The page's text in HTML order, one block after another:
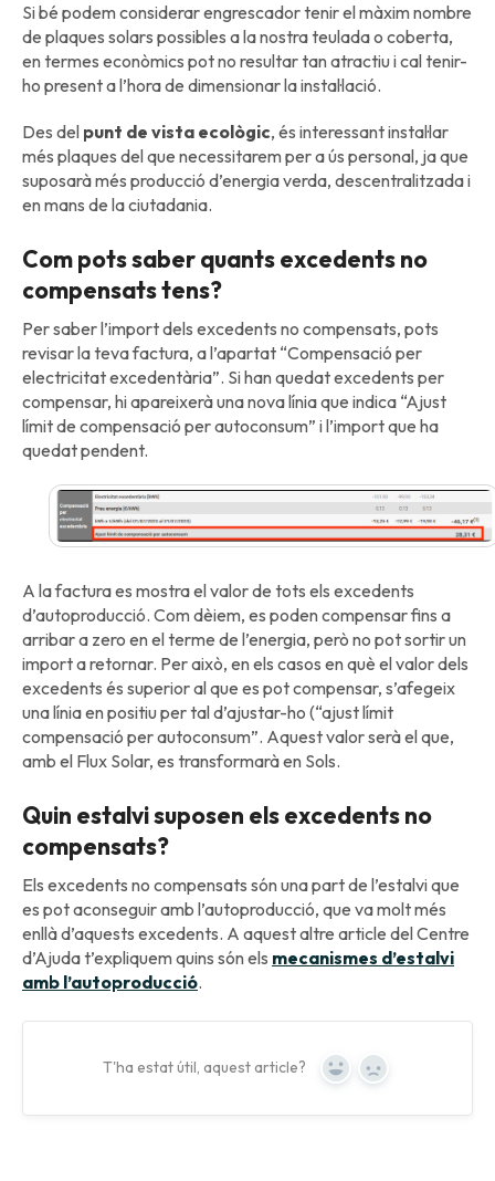
Si bé podem considerar engrescador tenir el màxim nombre
de plaques solars possibles a la nostra teulada o coberta,
en termes econòmics pot no resultar tan atractiu i cal tenir-
ho present a l’hora de dimensionar la instal·lació.
Des del punt de vista ecològic, és interessant instal·lar
més plaques del que necessitarem per a ús personal, ja que
suposarà més producció d’energia verda, descentralitzada i
en mans de la ciutadania.
Com pots saber quants excedents no
compensats tens?
Per saber l’import dels excedents no compensats, pots
revisar la teva factura, a l’apartat “Compensació per
electricitat excedentària”. Si han quedat excedents per
compensar, hi apareixerà una nova línia que indica “Ajust
límit de compensació per autoconsum” i l’import que ha
quedat pendent.
A la factura es mostra el valor de tots els excedents
d’autoproducció. Com dèiem, es poden compensar fins a
arribar a zero en el terme de l’energia, però no pot sortir un
import a retornar. Per això, en els casos en què el valor dels
excedents és superior al que es pot compensar, s’afegeix
una línia en positiu per tal d’ajustar-ho (“ajust límit
compensació per autoconsum”. Aquest valor serà el que,
amb el Flux Solar, es transformarà en Sols.
Quin estalvi suposen els excedents no
compensats?
Els excedents no compensats són una part de l’estalvi que
es pot aconseguir amb l’autoproducció, que va molt més
enllà d’aquests excedents. A aquest altre article del Centre
d’Ajuda t’expliquem quins són els mecanismes d’estalvi
amb l’autoproducció.
T'ha estat útil, aquest article? Yes No